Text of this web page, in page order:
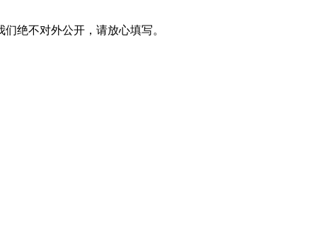
绝不对外公开，请放心填写。